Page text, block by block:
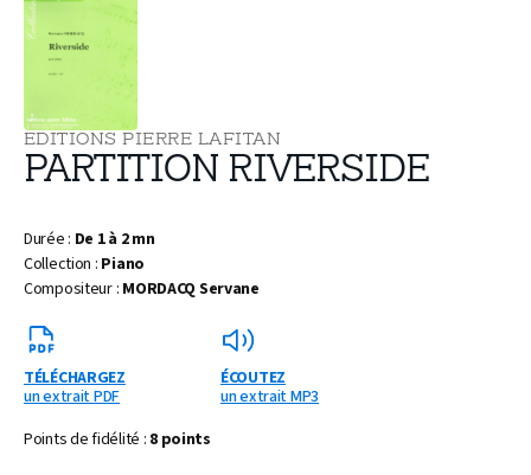
EDITIONS PIERRE LAFITAN
PARTITION RIVERSIDE
Durée : De 1 à 2 mn
Collection : Piano
Compositeur : MORDACQ Servane
TÉLÉCHARGEZ
un extrait PDF
ÉCOUTEZ
un extrait MP3
Points de fidélité : 8 points